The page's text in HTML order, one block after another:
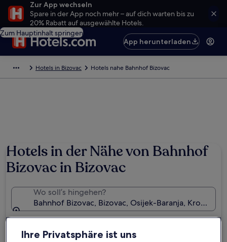
Zur App wechseln
Spare in der App noch mehr – auf dich warten bis zu
20% Rabatt auf ausgewählte Hotels.
Zum Hauptinhalt springen
App herunterladen
Hotels in Bizovac Hotels nahe Bahnhof Bizovac
Hotels in der Nähe von Bahnhof
Bizovac in Bizovac
Wo soll’s hingehen?
Bahnhof Bizovac, Bizovac, Osijek-Baranja, Kroatien
Mo., 24. Aug. - Di., 25. Aug.
Ihre Privatsphäre ist uns